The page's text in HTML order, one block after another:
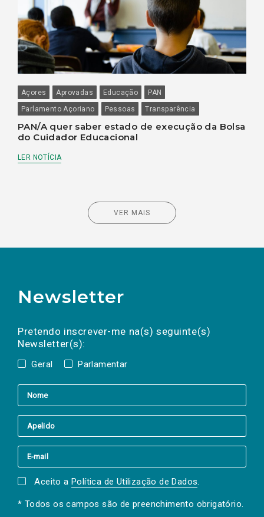
Açores Aprovadas Educação
PAN
Parlamento Açoriano
Pessoas Transparência
PAN/A quer saber estado de execução da Bolsa
do Cuidador Educacional
LER NOTÍCIA
VER MAIS
Newsletter
Pretendo inscrever-me na(s) seguinte(s)
Newsletter(s):
Geral Parlamentar
a(s) newsletter(s).
mail
Aceito a Política de Utilização de Dados.
* Todos os campos são de preenchimento obrigatório.